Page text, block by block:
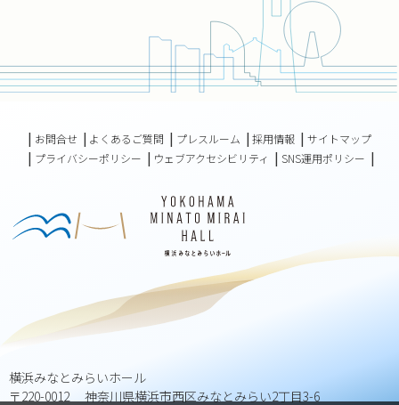
お問合せ よくあるご質問 プレスルーム 採用情報
サイトマップ
プライバシーポリシー
ウェブアクセシビリティ SNS運用ポリシー
横浜みなとみらいホール
〒220-0012 神奈川県横浜市西区みなとみらい2丁目3-6